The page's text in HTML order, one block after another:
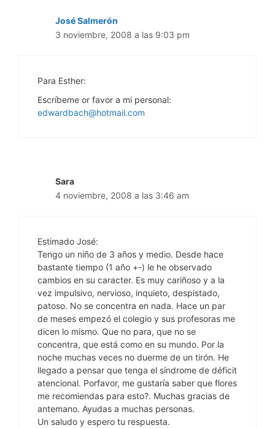
José Salmerón
3 noviembre, 2008 a las 9:03 pm
Para Esther:
Escríbeme or favor a mi personal:
edwardbach@hotmail.com
Sara
4 noviembre, 2008 a las 3:46 am
Estimado José:
Tengo un niño de 3 años y medio. Desde hace
bastante tiempo (1 año +-) le he observado
cambios en su caracter. Es muy cariñoso y a la
vez impulsivo, nervioso, inquieto, despistado,
patoso. No se concentra en nada. Hace un par
de meses empezó el colegio y sus profesoras me
dicen lo mismo. Que no para, que no se
concentra, que está como en su mundo. Por la
noche muchas veces no duerme de un tirón. He
llegado a pensar que tenga el síndrome de déficit
atencional. Porfavor, me gustaría saber que flores
me recomiendas para esto?. Muchas gracias de
antemano. Ayudas a muchas personas.
Un saludo y espero tu respuesta.